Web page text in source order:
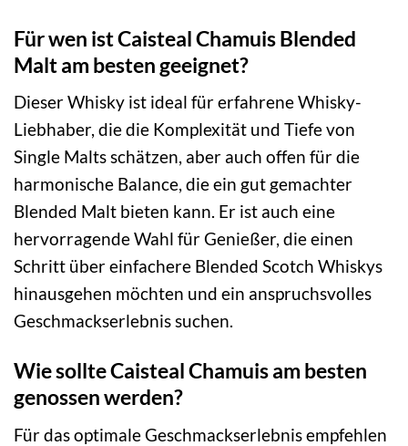
Für wen ist Caisteal Chamuis Blended
Malt am besten geeignet?
Dieser Whisky ist ideal für erfahrene Whisky-
Liebhaber, die die Komplexität und Tiefe von
Single Malts schätzen, aber auch offen für die
harmonische Balance, die ein gut gemachter
Blended Malt bieten kann. Er ist auch eine
hervorragende Wahl für Genießer, die einen
Schritt über einfachere Blended Scotch Whiskys
hinausgehen möchten und ein anspruchsvolles
Geschmackserlebnis suchen.
Wie sollte Caisteal Chamuis am besten
genossen werden?
Für das optimale Geschmackserlebnis empfehlen